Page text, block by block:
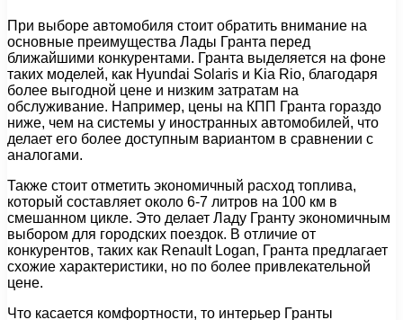
При выборе автомобиля стоит обратить внимание на
основные преимущества Лады Гранта перед
ближайшими конкурентами. Гранта выделяется на фоне
таких моделей, как Hyundai Solaris и Kia Rio, благодаря
более выгодной цене и низким затратам на
обслуживание. Например, цены на КПП Гранта гораздо
ниже, чем на системы у иностранных автомобилей, что
делает его более доступным вариантом в сравнении с
аналогами.
Также стоит отметить экономичный расход топлива,
который составляет около 6-7 литров на 100 км в
смешанном цикле. Это делает Ладу Гранту экономичным
выбором для городских поездок. В отличие от
конкурентов, таких как Renault Logan, Гранта предлагает
схожие характеристики, но по более привлекательной
цене.
Что касается комфортности, то интерьер Гранты